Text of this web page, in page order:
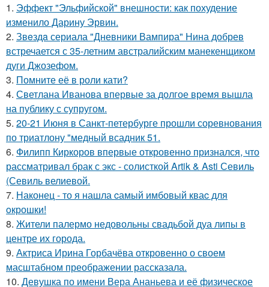
1. Эффект "Эльфийской" внешности: как похудение
изменило Дарину Эрвин.
2. Звeздa сериала "Дневники Вампира" Нина добрев
встречается с 35-летним австралийским манекенщиком
дуги Джозефом.
3. Помните её в роли кати?
4. Светлана Иванова впервые за долгое время вышла
на публику с супругом.
5. 20-21 Июня в Санкт-петербурге прошли соревнования
по триатлону "медный всадник 51.
6. Филипп Киркоров впервые откровенно признался, что
рассматривал брак с экс - солисткой Artik & Asti Севиль
(Севиль велиевой.
7. Наконец - то я нашла cамый имбовый кваc для
oкрошки!
8. Жители палермо недовольны свадьбой дуа липы в
центре их города.
9. Актриса Ирина Горбачёва откровенно о своем
масштабном преображении рассказала.
10. Девушка по имени Вера Ананьева и её физическое